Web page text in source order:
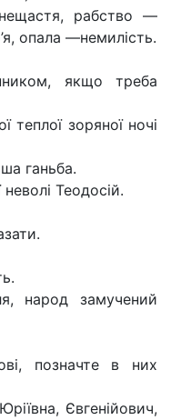
рабство —
опала —немилість.
якщо треба
теплої зоряної ночі
ганьба.
Теодосій.
народ замучений
позначте в них
Євгенійович,